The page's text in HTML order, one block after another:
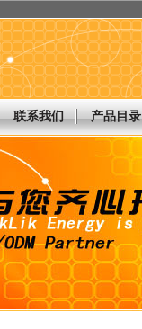
联系我们 产品目录